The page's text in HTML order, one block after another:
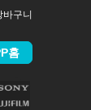
바구니
홈